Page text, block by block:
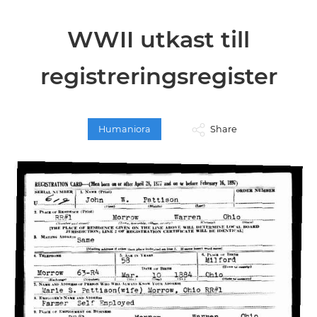
WWII utkast till
registreringsregister
Humaniora Share